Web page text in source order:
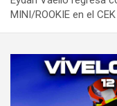
MINI/ROOKIE en el